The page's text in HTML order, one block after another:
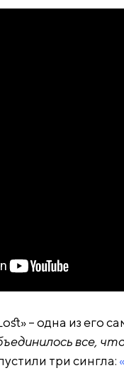
– одна из его
все,
три сингла: